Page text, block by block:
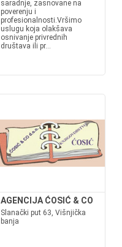
saradnje, zasnovane na
poverenju i
profesionalnosti.Vršimo
uslugu koja olakšava
osnivanje privrednih
društava ili pr...
AGENCIJA ĆOSIĆ & CO
Slanački put 63, Višnjička
banja